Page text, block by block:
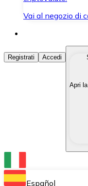
Vai al negozio di
Acquista
Acquista le
Converti le tue
Scambia una
Conserva le tue
Registrati Accedi
Apri
Español